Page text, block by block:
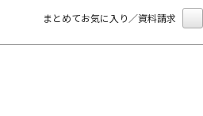
まとめてお気に入り／資料請求